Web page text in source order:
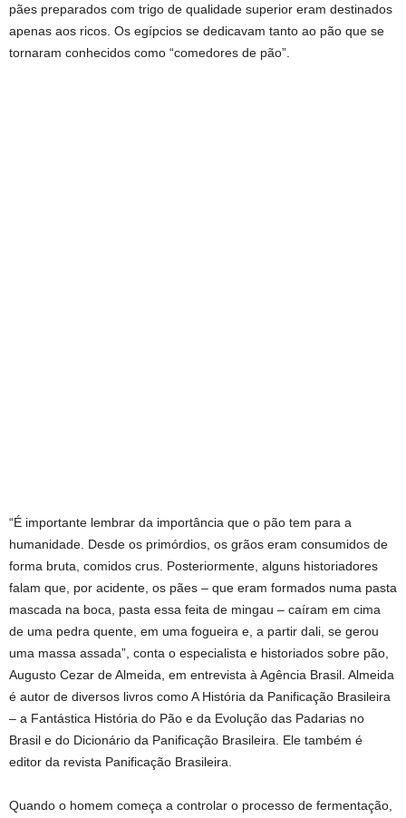
pães preparados com trigo de qualidade superior eram destinados
apenas aos ricos. Os egípcios se dedicavam tanto ao pão que se
tornaram conhecidos como “comedores de pão”.
“É importante lembrar da importância que o pão tem para a
humanidade. Desde os primórdios, os grãos eram consumidos de
forma bruta, comidos crus. Posteriormente, alguns historiadores
falam que, por acidente, os pães – que eram formados numa pasta
mascada na boca, pasta essa feita de mingau – caíram em cima
de uma pedra quente, em uma fogueira e, a partir dali, se gerou
uma massa assada”, conta o especialista e historiados sobre pão,
Augusto Cezar de Almeida, em entrevista à Agência Brasil. Almeida
é autor de diversos livros como A História da Panificação Brasileira
– a Fantástica História do Pão e da Evolução das Padarias no
Brasil e do Dicionário da Panificação Brasileira. Ele também é
editor da revista Panificação Brasileira.
Quando o homem começa a controlar o processo de fermentação,